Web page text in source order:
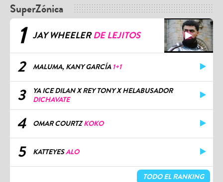
SuperZónica
1 JAY WHEELERDE LEJITOS
2 MALUMA, KANY GARCÍA 1+1
3
YA ICE DILAN X REY TONY X HELABUSADOR
DICHAVATE
4 OMAR COURTZKOKO
5 KATTEYESALO
TODO EL RANKING